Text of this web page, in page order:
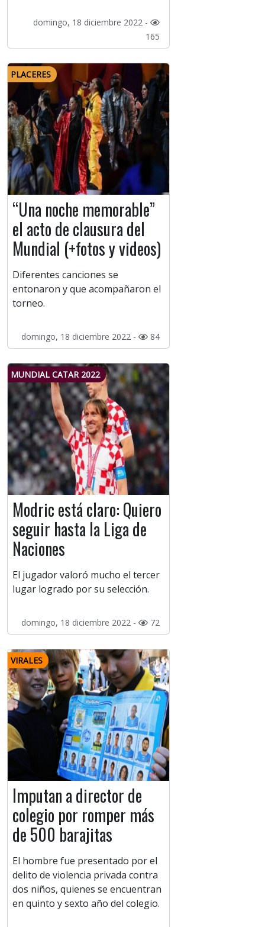
domingo, 18 diciembre 2022 -
165
PLACERES
“Una noche memorable”
el acto de clausura del
Mundial (+fotos y videos)
Diferentes canciones se
entonaron y que acompañaron el
torneo.
domingo, 18 diciembre 2022 - 84
MUNDIAL CATAR 2022
Modric está claro: Quiero
seguir hasta la Liga de
Naciones
El jugador valoró mucho el tercer
lugar logrado por su selección.
domingo, 18 diciembre 2022 - 72
VIRALES
Imputan a director de
colegio por romper más
de 500 barajitas
El hombre fue presentado por el
delito de violencia privada contra
dos niños, quienes se encuentran
en quinto y sexto año del colegio.